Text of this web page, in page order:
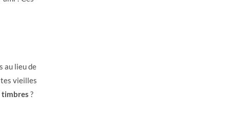
au lieu de
tes vieilles
timbres ?